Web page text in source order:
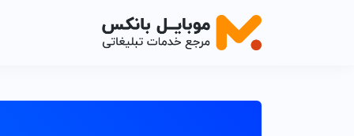
اصناف